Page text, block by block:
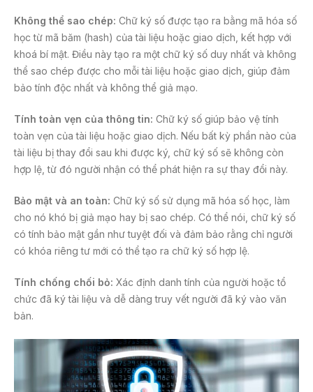
Không thể sao chép: Chữ ký số được tạo ra bằng mã hóa số
học từ mã băm (hash) của tài liệu hoặc giao dịch, kết hợp với
khoá bí mật. Điều này tạo ra một chữ ký số duy nhất và không
thể sao chép được cho mỗi tài liệu hoặc giao dịch, giúp đảm
bảo tính độc nhất và không thể giả mạo.
Tính toàn vẹn của thông tin: Chữ ký số giúp bảo vệ tính
toàn vẹn của tài liệu hoặc giao dịch. Nếu bất kỳ phần nào của
tài liệu bị thay đổi sau khi được ký, chữ ký số sẽ không còn
hợp lệ, từ đó người nhận có thể phát hiện ra sự thay đổi này.
Bảo mật và an toàn: Chữ ký số sử dụng mã hóa số học, làm
cho nó khó bị giả mạo hay bị sao chép. Có thể nói, chữ ký số
có tính bảo mật gần như tuyệt đối và đảm bảo rằng chỉ người
có khóa riêng tư mới có thể tạo ra chữ ký số hợp lệ.
Tính chống chối bỏ: Xác định danh tính của người hoặc tổ
chức đã ký tài liệu và dễ dàng truy vết người đã ký vào văn
bản.